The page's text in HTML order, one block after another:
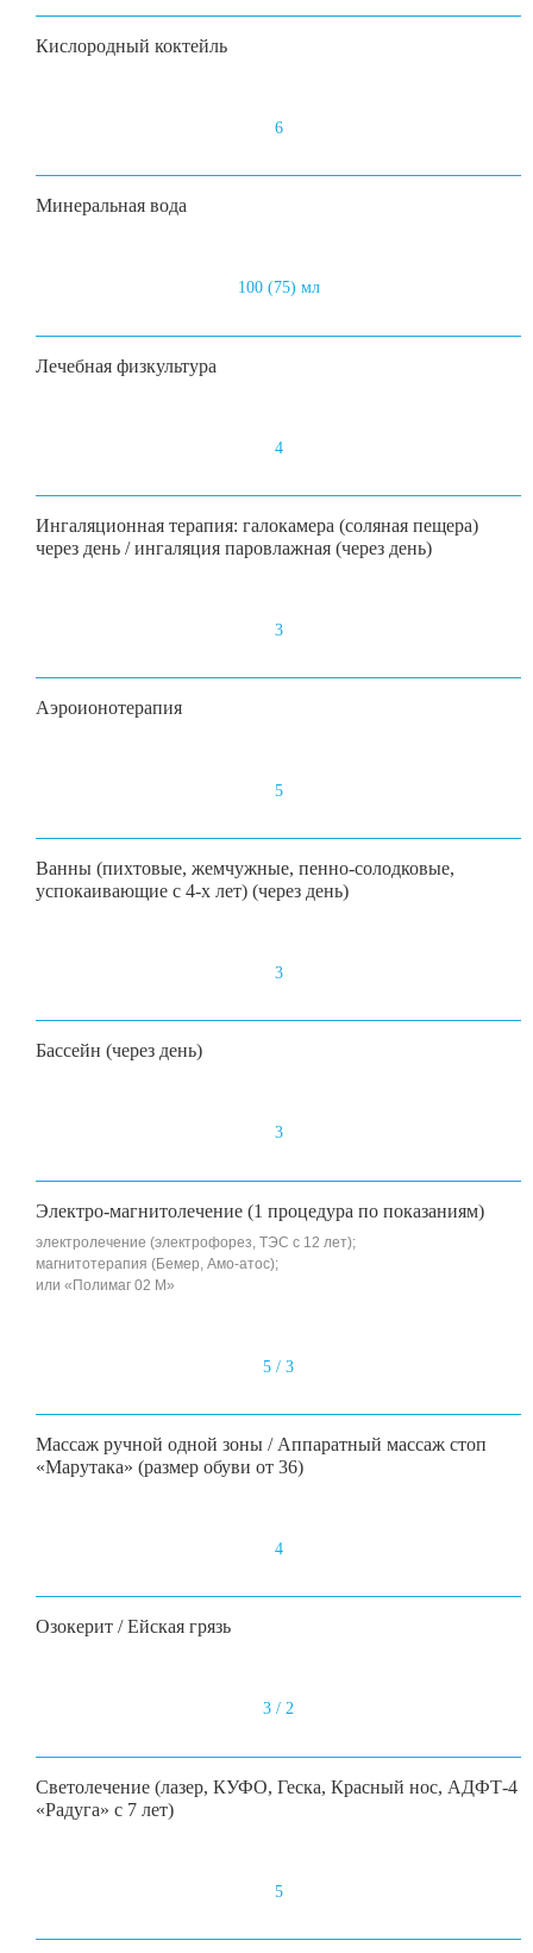
Кислородный коктейль
6
Минеральная вода
100 (75) мл
Лечебная физкультура
4
Ингаляционная терапия: галокамера (соляная пещера)
через день / ингаляция паровлажная (через день)
3
Аэроионотерапия
5
Ванны (пихтовые, жемчужные, пенно-солодковые,
успокаивающие с 4-х лет) (через день)
3
Бассейн (через день)
3
Электро-магнитолечение (1 процедура по показаниям)
электролечение (электрофорез, ТЭС с 12 лет);
магнитотерапия (Бемер, Амо-атос);
или «Полимаг 02 М»
5 / 3
Массаж ручной одной зоны / Аппаратный массаж стоп
«Марутака» (размер обуви от 36)
4
Озокерит / Ейская грязь
3 / 2
Светолечение (лазер, КУФО, Геска, Красный нос, АДФТ-4
«Радуга» с 7 лет)
5